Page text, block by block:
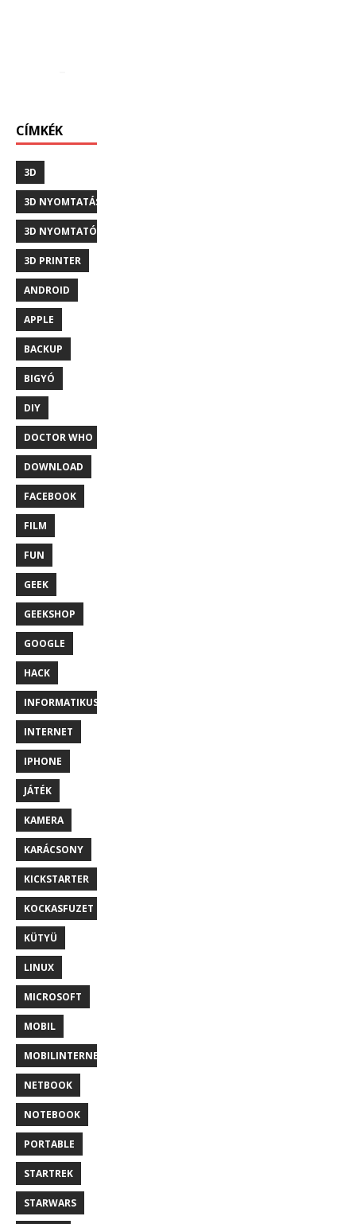
CÍMKÉK
3D
3D NYOMTATÁS
3D NYOMTATÓ
3D PRINTER
ANDROID
APPLE
BACKUP
BIGYÓ
DIY
DOCTOR WHO
DOWNLOAD
FACEBOOK
FILM
FUN
GEEK
GEEKSHOP
GOOGLE
HACK
INFORMATIKUS
INTERNET
IPHONE
JÁTÉK
KAMERA
KARÁCSONY
KICKSTARTER
KOCKASFUZET
KÜTYÜ
LINUX
MICROSOFT
MOBIL
MOBILINTERNET
NETBOOK
NOTEBOOK
PORTABLE
STARTREK
STARWARS